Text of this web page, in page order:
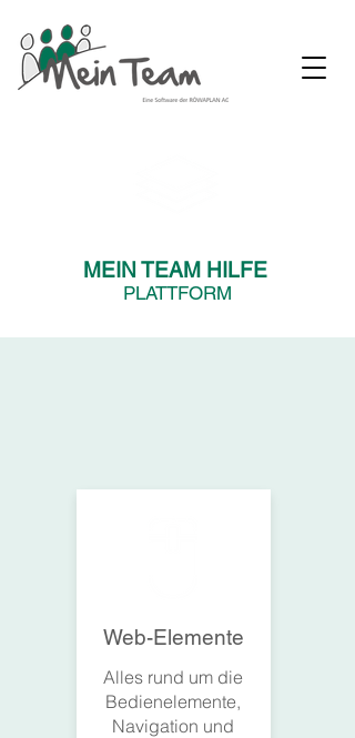
MEIN TEAM HILFE
PLATTFORM
Web-Elemente
Alles rund um die
Bedienelemente,
Navigation und